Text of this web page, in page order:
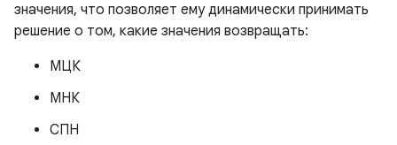
значения, что позволяет ему динамически принимать
решение о том, какие значения возвращать:
МЦК
МНК
СПН